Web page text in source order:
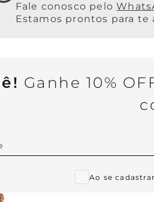
Estamos prontos para
Ganhe 10%
Ao se